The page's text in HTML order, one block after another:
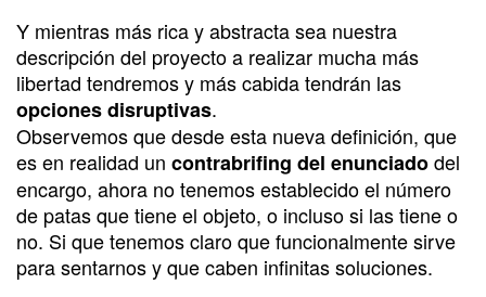
Y mientras más rica y abstracta sea nuestra
descripción del proyecto a realizar mucha más
libertad tendremos y más cabida tendrán las
opciones disruptivas.
Observemos que desde esta nueva definición, que
es en realidad un contrabrifing del enunciadodel
encargo, ahora no tenemos establecido el número
de patas que tiene el objeto, o incluso si las tiene o
no. Si que tenemos claro que funcionalmente sirve
para sentarnos y que caben infinitas soluciones.